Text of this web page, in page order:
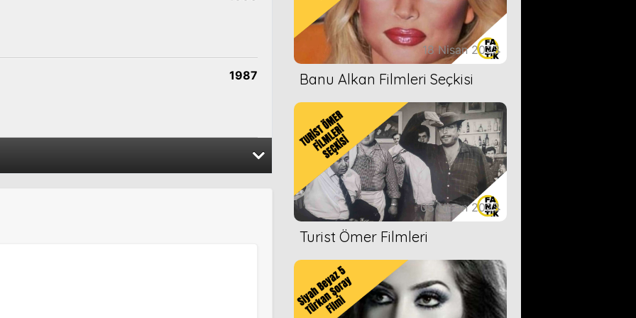
1987
18 Nisan 2023
Banu Alkan Filmleri Seçkisi
05 Nisan 2023
Turist Ömer Filmleri